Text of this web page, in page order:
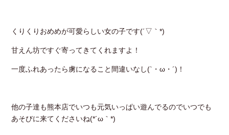
くりくりおめめが可愛らしい女の子です(´▽｀*)
甘えん坊ですぐ寄ってきてくれますよ！
一度ふれあったら虜になること間違いなし(`・ω・´)！
他の子達も熊本店でいつも元気いっぱい遊んでるのでいつでも
あそびに来てくださいね(*´ω｀*)